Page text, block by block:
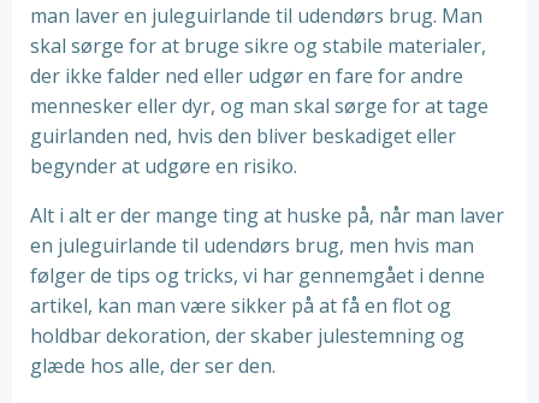
man laver en juleguirlande til udendørs brug. Man
skal sørge for at bruge sikre og stabile materialer,
der ikke falder ned eller udgør en fare for andre
mennesker eller dyr, og man skal sørge for at tage
guirlanden ned, hvis den bliver beskadiget eller
begynder at udgøre en risiko.
Alt i alt er der mange ting at huske på, når man laver
en juleguirlande til udendørs brug, men hvis man
følger de tips og tricks, vi har gennemgået i denne
artikel, kan man være sikker på at få en flot og
holdbar dekoration, der skaber julestemning og
glæde hos alle, der ser den.